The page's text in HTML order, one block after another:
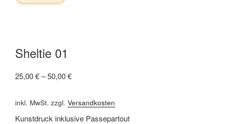
Sheltie 01
25,00€–50,00€
inkl. MwSt. zzgl. Versandkosten
Kunstdruck inklusive Passepartout